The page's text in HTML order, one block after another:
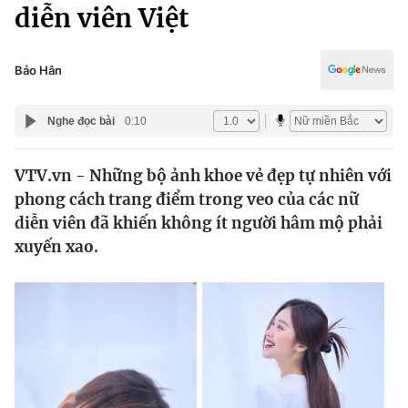
Chính trị
Pháp luật
Thế giới
Tin tức
Góc doanh nghiệp
Truyền hình
Truyền hình
Công nghệ
diễn viên Việt
Bảo Hân
Nghe đọc bài 0:10
VTV.vn - Những bộ ảnh khoe vẻ đẹp tự nhiên với
phong cách trang điểm trong veo của các nữ
diễn viên đã khiến không ít người hâm mộ phải
xuyến xao.